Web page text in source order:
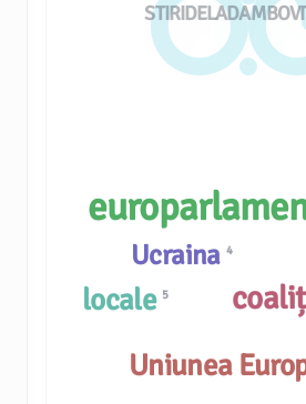
Ucraina 4
locale 5
Uniunea